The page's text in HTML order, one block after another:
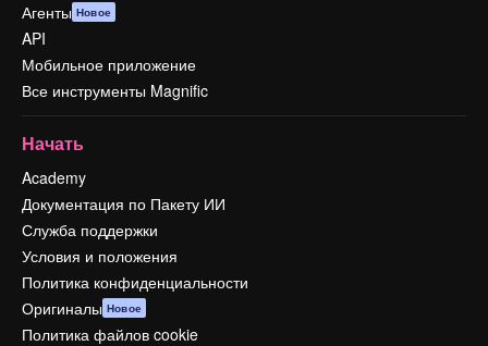
Агенты Новое
API
Мобильное приложение
Все инструменты Magnific
Начать
Academy
Документация по Пакету ИИ
Служба поддержки
Условия и положения
Политика конфиденциальности
Оригиналы Новое
Политика файлов cookie